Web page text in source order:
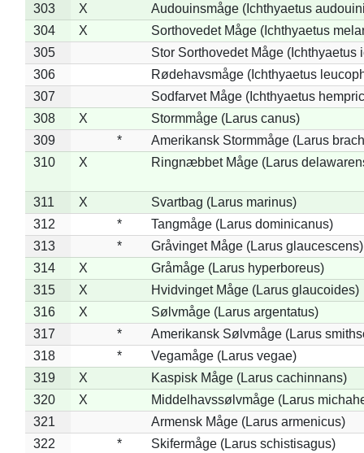
303
X
Audouinsmåge (Ichthyaetus
304
X
Sorthovedet Måge (Ichthyaetus
305
Stor Sorthovedet Måge (Ichthyaetus
306
Rødehavsmåge (Ichthyaetus
307
Sodfarvet Måge (Ichthyaetus
308
X
Stormmåge (Larus canus)
309
*
Amerikansk Stormmåge (Larus
310
X Ringnæbbet Måge (Larus
311 X
Svartbag (Larus marinus)
312
*
Tangmåge (Larus dominicanus)
313
*
Gråvinget Måge (Larus glaucescens)
314
X
Gråmåge (Larus hyperboreus)
315
X
Hvidvinget Måge (Larus glaucoides)
316
X
Sølvmåge (Larus argentatus)
317
*
Amerikansk Sølvmåge (Larus
318
*
Vegamåge (Larus vegae)
319
X
Kaspisk Måge (Larus cachinnans)
320
X
Middelhavssølvmåge (Larus
321
Armensk Måge (Larus armenicus)
322
*
Skifermåge (Larus schistisagus)